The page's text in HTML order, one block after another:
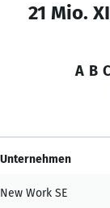
21 Mio.
A B C
Unternehmen
New Work SE